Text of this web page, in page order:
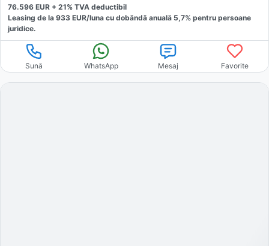
76.596 EUR + 21% TVA deductibil
Leasing de la 933 EUR/luna cu dobăndă anuală 5,7% pentru persoane
juridice.
Sună WhatsApp Mesaj Favorite